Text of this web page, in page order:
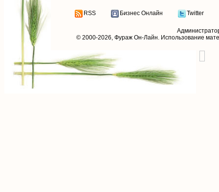
RSS Бизнес Онлайн Twitter
© 2000-2026, Фураж Он-Лайн. Использование